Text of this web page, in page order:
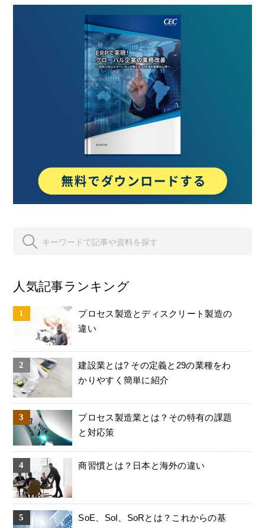
人気記事ランキング
プロセス製造とディスクリート製造の
違い
建設業とは? その定義と29の業種をわ
かりやすく簡単に紹介
プロセス製造業とは？その特有の課題
と対応策
商習慣とは？日本と海外の違い
SoE、SoI、SoRとは？これからの基